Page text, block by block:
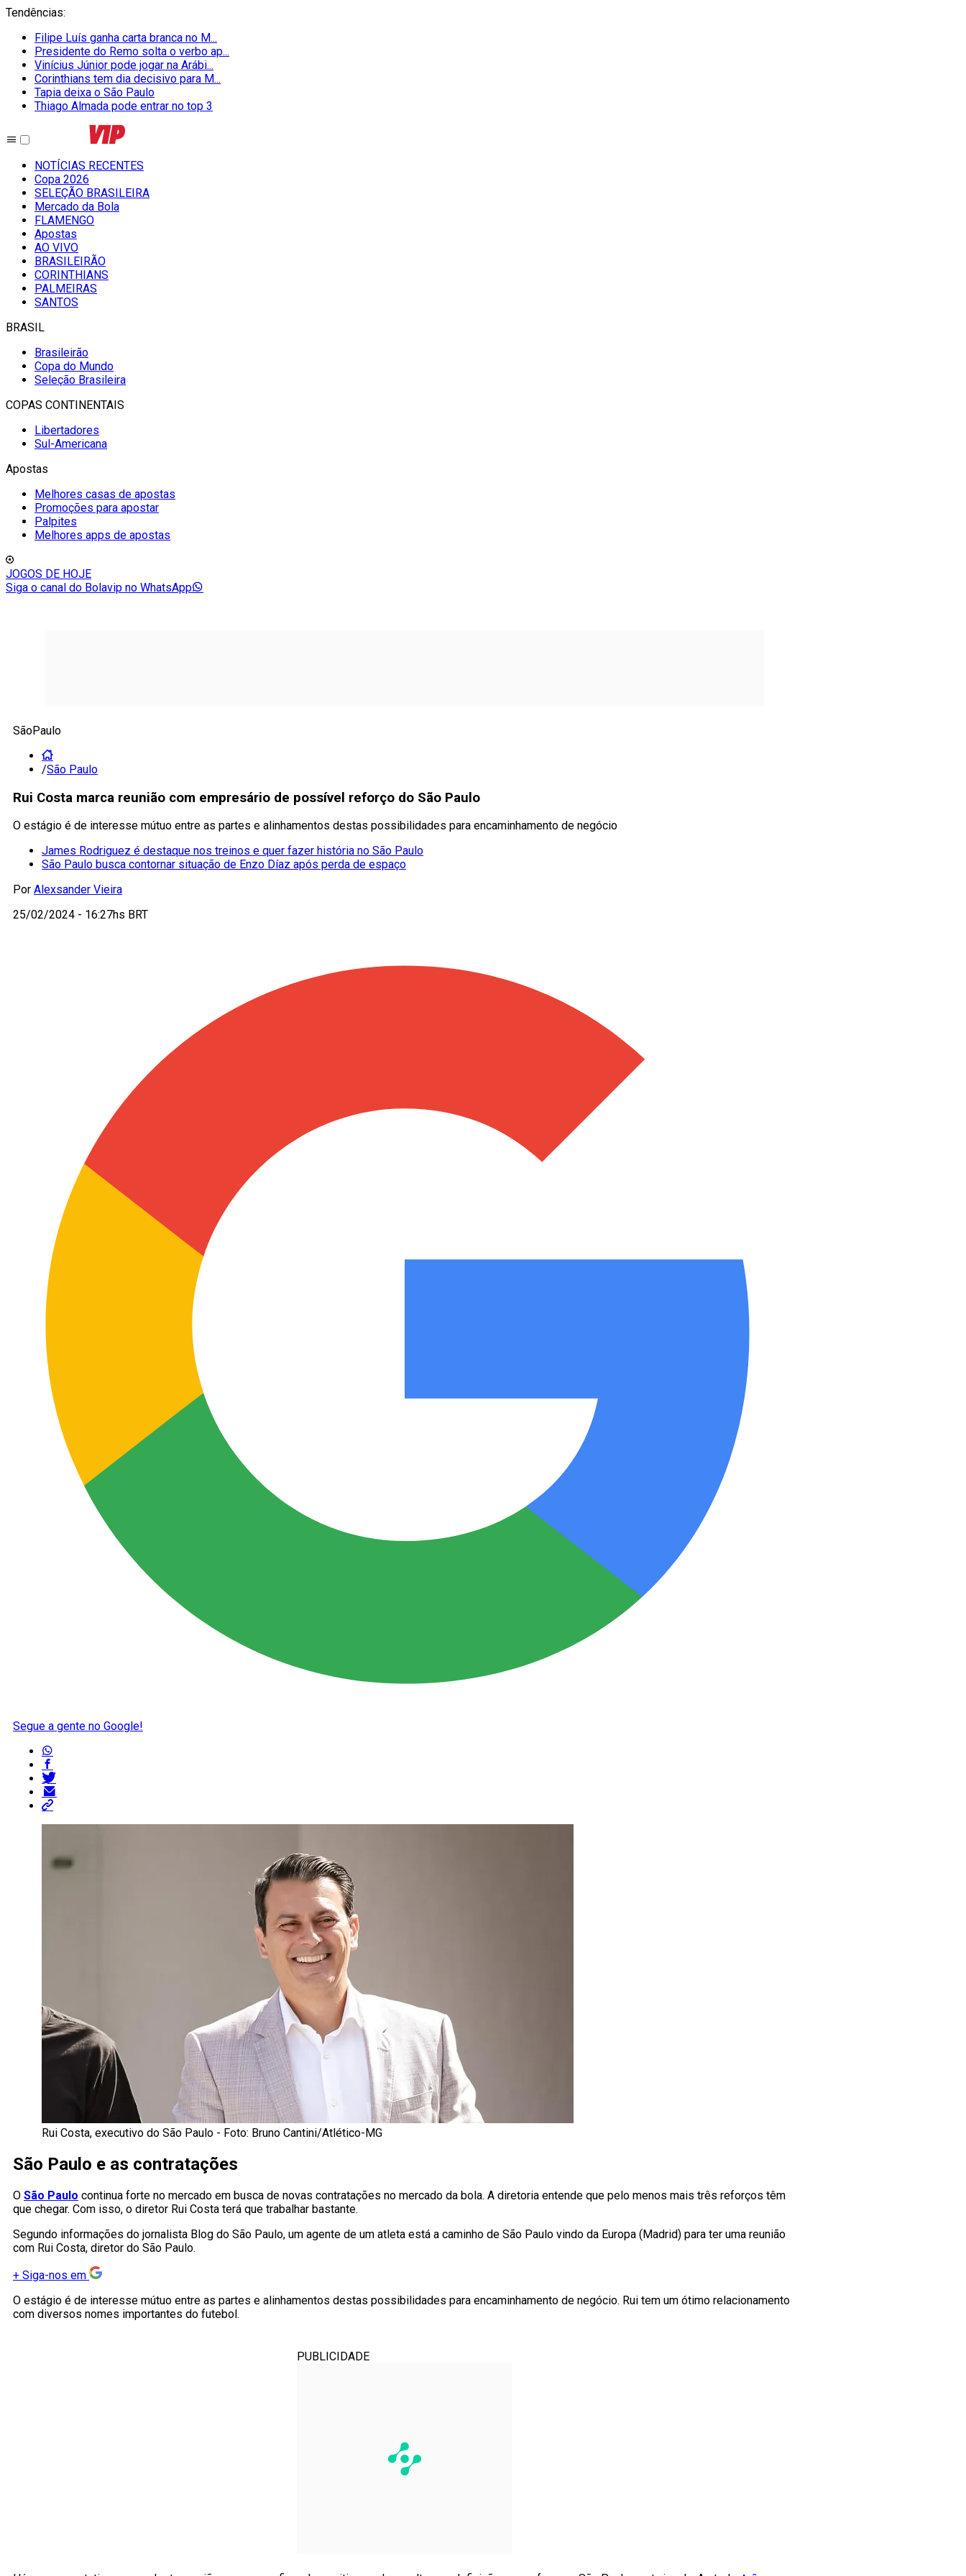
Tendências:
Filipe Luís ganha carta branca no M...
Presidente do Remo solta o verbo ap...
Vinícius Júnior pode jogar na Arábi...
Corinthians tem dia decisivo para M...
Tapia deixa o São Paulo
Thiago Almada pode entrar no top 3
NOTÍCIAS RECENTES
Copa 2026
SELEÇÃO BRASILEIRA
Mercado da Bola
FLAMENGO
Apostas
AO VIVO
BRASILEIRÃO
CORINTHIANS
PALMEIRAS
SANTOS
BRASIL
Brasileirão
Copa do Mundo
Seleção Brasileira
COPAS CONTINENTAIS
Libertadores
Sul-Americana
Apostas
Melhores casas de apostas
Promoções para apostar
Palpites
Melhores apps de apostas
JOGOS DE HOJE
Siga o canal do Bolavip no WhatsApp
SãoPaulo
/São Paulo
Rui Costa marca reunião com empresário de possível reforço do São Paulo
O estágio é de interesse mútuo entre as partes e alinhamentos destas possibilidades para encaminhamento de negócio
James Rodriguez é destaque nos treinos e quer fazer história no São Paulo
São Paulo busca contornar situação de Enzo Díaz após perda de espaço
Por Alexsander Vieira
25/02/2024 - 16:27hs BRT
Segue a gente no Google!
Rui Costa, executivo do São Paulo - Foto: Bruno Cantini/Atlético-MG
São Paulo e as contratações
O São Paulo continua forte no mercado em busca de novas contratações no mercado da bola. A diretoria entende que pelo menos mais três reforços têm
que chegar. Com isso, o diretor Rui Costa terá que trabalhar bastante.
Segundo informações do jornalista Blog do São Paulo, um agente de um atleta está a caminho de São Paulo vindo da Europa (Madrid) para ter uma reunião
com Rui Costa, diretor do São Paulo.
+ Siga-nos em
O estágio é de interesse mútuo entre as partes e alinhamentos destas possibilidades para encaminhamento de negócio. Rui tem um ótimo relacionamento
com diversos nomes importantes do futebol.
PUBLICIDADE